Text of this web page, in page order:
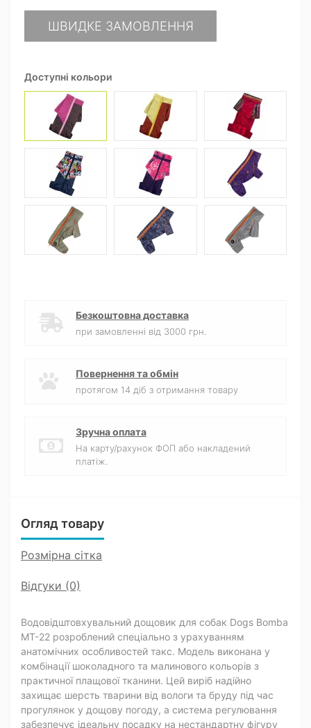
Доступні кольори
ШВИДКЕ ЗАМОВЛЕННЯ
Безкоштовна доставка
при замовленні від 3000 грн.
Повернення та обмін
протягом 14 діб з отримання товару
Зручна оплата
На карту/рахунок ФОП або накладений
платіж.
Огляд товару
Розмірна сітка
Відгуки (0)
Водовідштовхувальний дощовик для собак Dogs Bomba
MT-22 розроблений спеціально з урахуванням
анатомічних особливостей такс. Модель виконана у
комбінації шоколадного та малинового кольорів з
практичної плащової тканини. Цей виріб надійно
захищає шерсть тварини від вологи та бруду під час
прогулянок у дощову погоду, а система регулювання
забезпечує ідеальну посадку на нестандартну фігуру